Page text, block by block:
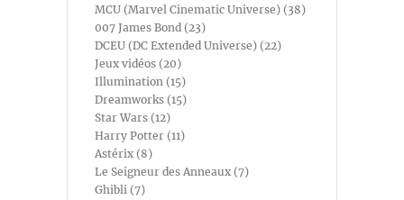
MCU (Marvel Cinematic Universe) (38)
007 James Bond (23)
DCEU (DC Extended Universe) (22)
Jeux vidéos (20)
Illumination (15)
Dreamworks (15)
Star Wars (12)
Harry Potter (11)
Astérix (8)
Le Seigneur des Anneaux (7)
Ghibli (7)